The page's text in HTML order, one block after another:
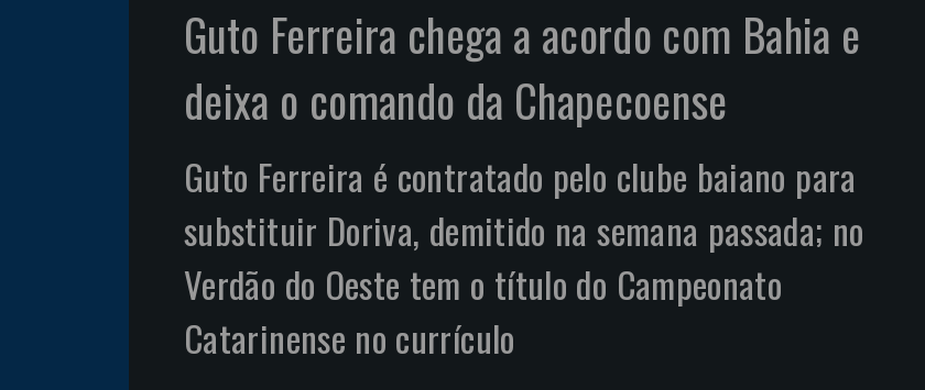
Guto Ferreira chega a acordo com Bahia e
deixa o comando da Chapecoense
Guto Ferreira é contratado pelo clube baiano para
substituir Doriva, demitido na semana passada; no
Verdão do Oeste tem o título do Campeonato
Catarinense no currículo